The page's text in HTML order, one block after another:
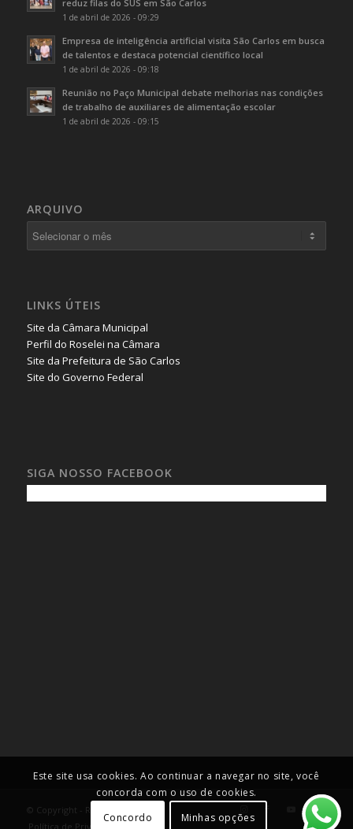
reduz filas do SUS em São Carlos
1 de abril de 2026 - 09:29
Empresa de inteligência artificial visita São Carlos em busca
de talentos e destaca potencial científico local
1 de abril de 2026 - 09:18
Reunião no Paço Municipal debate melhorias nas condições
de trabalho de auxiliares de alimentação escolar
1 de abril de 2026 - 09:15
ARQUIVO
LINKS ÚTEIS
Site da Câmara Municipal
Perfil do Roselei na Câmara
Site da Prefeitura de São Carlos
Site do Governo Federal
SIGA NOSSO FACEBOOK
© Copyright - Roselei Francoso
Política de Privacidade
Este site usa cookies. Ao continuar a navegar no site, você
concorda com o uso de cookies.
Concordo
Minhas opções